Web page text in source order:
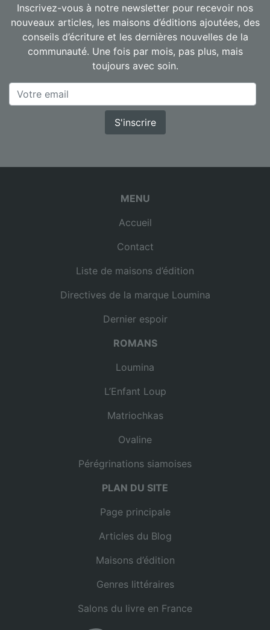
Inscrivez-vous à notre newsletter pour recevoir nos
nouveaux articles, les maisons d’éditions ajoutées, des
conseils d’écriture et les dernières nouvelles de la
communauté. Une fois par mois, pas plus, mais
toujours avec soin.
S'inscrire
MENU
Accueil
Contact
Liste de maisons d’édition
Directives de la marque Loumina
Dernier espoir
ROMANS
Loumina
L’Enfant Loup
Matriochkas
Ovaline
Pérégrinations siamoises
PLAN DU SITE
Page principale
Articles du Blog
Maisons d’édition
Genres littéraires
Salons du livre en France